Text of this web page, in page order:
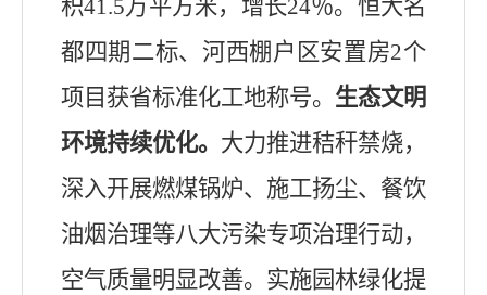
积41.5万平方米，增长24％。恒大名
都四期二标、河西棚户区安置房2个
项目获省标准化工地称号。 生态文明
环境持续优化。 大力推进秸秆禁烧，
深入开展燃煤锅炉、施工扬尘、餐饮
油烟治理等八大污染专项治理行动，
空气质量明显改善。实施园林绿化提